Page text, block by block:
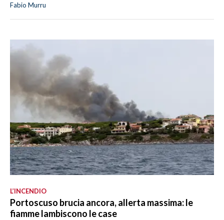
Fabio Murru
L’INCENDIO
Portoscuso brucia ancora, allerta massima: le
fiamme lambiscono le case